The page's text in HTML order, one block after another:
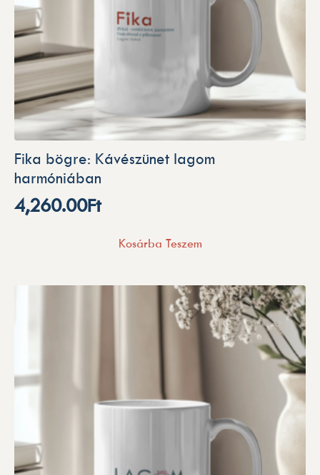
Fika bögre: Kávészünet lagom
harmóniában
4,260.00Ft
Kosárba Teszem